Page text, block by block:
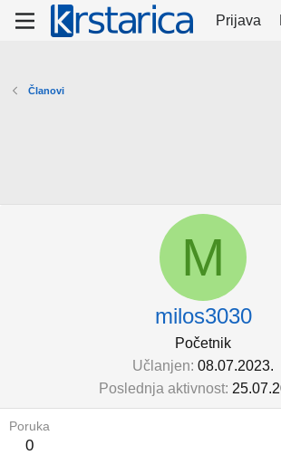
Prijava
Članovi
M
milos3030
Početnik
Učlanjen 08.07.2023.
Poslednja aktivnost
Poruka
0